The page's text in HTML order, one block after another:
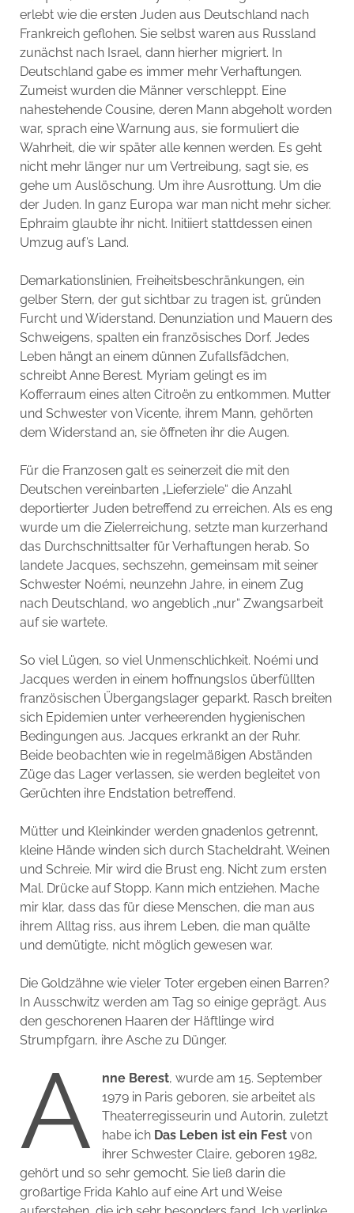
erlebt wie die ersten Juden aus Deutschland nach
Frankreich geflohen. Sie selbst waren aus Russland
zunächst nach Israel, dann hierher migriert. In
Deutschland gabe es immer mehr Verhaftungen.
Zumeist wurden die Männer verschleppt. Eine
nahestehende Cousine, deren Mann abgeholt worden
war, sprach eine Warnung aus, sie formuliert die
Wahrheit, die wir später alle kennen werden. Es geht
nicht mehr länger nur um Vertreibung, sagt sie, es
gehe um Auslöschung. Um ihre Ausrottung. Um die
der Juden. In ganz Europa war man nicht mehr sicher.
Ephraim glaubte ihr nicht. Initiiert stattdessen einen
Umzug auf’s Land.
Demarkationslinien, Freiheitsbeschränkungen, ein
gelber Stern, der gut sichtbar zu tragen ist, gründen
Furcht und Widerstand. Denunziation und Mauern des
Schweigens, spalten ein französisches Dorf. Jedes
Leben hängt an einem dünnen Zufallsfädchen,
schreibt Anne Berest. Myriam gelingt es im
Kofferraum eines alten Citroën zu entkommen. Mutter
und Schwester von Vicente, ihrem Mann, gehörten
dem Widerstand an, sie öffneten ihr die Augen.
Für die Franzosen galt es seinerzeit die mit den
Deutschen vereinbarten „Lieferziele“ die Anzahl
deportierter Juden betreffend zu erreichen. Als es eng
wurde um die Zielerreichung, setzte man kurzerhand
das Durchschnittsalter für Verhaftungen herab. So
landete Jacques, sechszehn, gemeinsam mit seiner
Schwester Noémi, neunzehn Jahre, in einem Zug
nach Deutschland, wo angeblich „nur“ Zwangsarbeit
auf sie wartete.
So viel Lügen, so viel Unmenschlichkeit. Noémi und
Jacques werden in einem hoffnungslos überfüllten
französischen Übergangslager geparkt. Rasch breiten
sich Epidemien unter verheerenden hygienischen
Bedingungen aus. Jacques erkrankt an der Ruhr.
Beide beobachten wie in regelmäßigen Abständen
Züge das Lager verlassen, sie werden begleitet von
Gerüchten ihre Endstation betreffend.
Mütter und Kleinkinder werden gnadenlos getrennt,
kleine Hände winden sich durch Stacheldraht. Weinen
und Schreie. Mir wird die Brust eng. Nicht zum ersten
Mal. Drücke auf Stopp. Kann mich entziehen. Mache
mir klar, dass das für diese Menschen, die man aus
ihrem Alltag riss, aus ihrem Leben, die man quälte
und demütigte, nicht möglich gewesen war.
Die Goldzähne wie vieler Toter ergeben einen Barren?
In Ausschwitz werden am Tag so einige geprägt. Aus
den geschorenen Haaren der Häftlinge wird
Strumpfgarn, ihre Asche zu Dünger.
A nne Berest, wurde am 15. September
1979 in Paris geboren, sie arbeitet als
Theaterregisseurin und Autorin, zuletzt
habe ich Das Leben ist ein Fest von
ihrer Schwester Claire, geboren 1982,
gehört und so sehr gemocht. Sie ließ darin die
großartige Frida Kahlo auf eine Art und Weise